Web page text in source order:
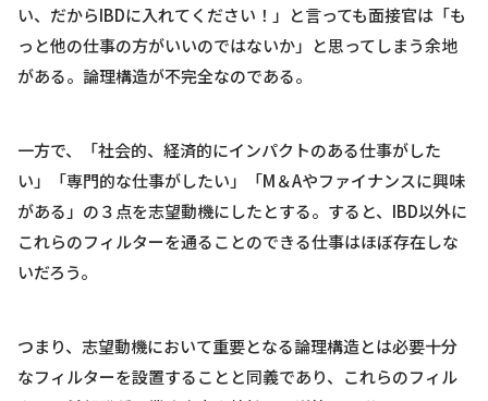
い、だからIBDに入れてください！」と言っても面接官は「も
っと他の仕事の方がいいのではないか」と思ってしまう余地
がある。論理構造が不完全なのである。
一方で、「社会的、経済的にインパクトのある仕事がした
い」「専門的な仕事がしたい」「M＆Aやファイナンスに興味
がある」の３点を志望動機にしたとする。すると、IBD以外に
これらのフィルターを通ることのできる仕事はほぼ存在しな
いだろう。
つまり、志望動機において重要となる論理構造とは必要十分
なフィルターを設置することと同義であり、これらのフィル